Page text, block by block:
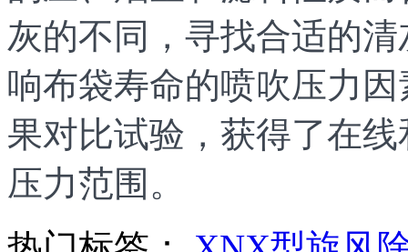
灰的不同，寻找合适的
响布袋寿命的喷吹压力
果对比试验，获得了在
压力范围。